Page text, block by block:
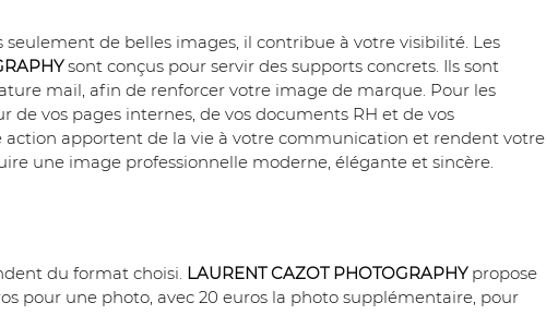
seulement de belles images, il contribue à votre visibilité. Les
sont conçus pour servir des supports concrets. Ils sont
mail, afin de renforcer votre image de marque. Pour les
vos pages internes, de vos documents RH et de vos
apportent de la vie à votre communication et rendent votre
une image professionnelle moderne, élégante et sincère.
du format choisi. LAURENT CAZOT PHOTOGRAPHY propose
pour une photo, avec 20 euros la photo supplémentaire, pour